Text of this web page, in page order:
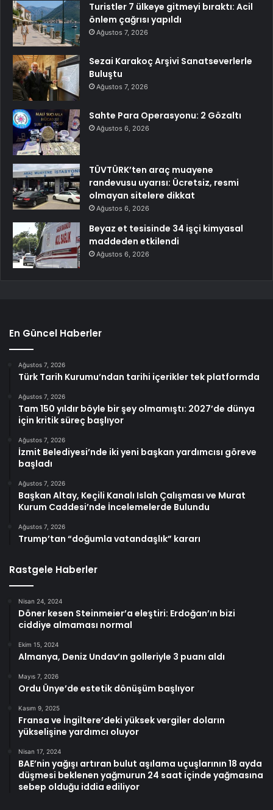
Turistler 7 ülkeye gitmeyi bıraktı: Acil
önlem çağrısı yapıldı
Ağustos 7, 2026
Sezai Karakoç Arşivi Sanatseverlerle
Buluştu
Ağustos 7, 2026
Sahte Para Operasyonu: 2 Gözaltı
Ağustos 6, 2026
TÜVTÜRK’ten araç muayene
randevusu uyarısı: Ücretsiz, resmi
olmayan sitelere dikkat
Ağustos 6, 2026
Beyaz et tesisinde 34 işçi kimyasal
maddeden etkilendi
Ağustos 6, 2026
En Güncel Haberler
Ağustos 7, 2026
Türk Tarih Kurumu’ndan tarihi içerikler tek platformda
Ağustos 7, 2026
Tam 150 yıldır böyle bir şey olmamıştı: 2027’de dünya
için kritik süreç başlıyor
Ağustos 7, 2026
İzmit Belediyesi’nde iki yeni başkan yardımcısı göreve
başladı
Ağustos 7, 2026
Başkan Altay, Keçili Kanalı Islah Çalışması ve Murat
Kurum Caddesi’nde İncelemelerde Bulundu
Ağustos 7, 2026
Trump’tan “doğumla vatandaşlık” kararı
Rastgele Haberler
Nisan 24, 2024
Döner kesen Steinmeier’a eleştiri: Erdoğan’ın bizi
ciddiye almaması normal
Ekim 15, 2024
Almanya, Deniz Undav’ın golleriyle 3 puanı aldı
Mayıs 7, 2026
Ordu Ünye’de estetik dönüşüm başlıyor
Kasım 9, 2025
Fransa ve İngiltere’deki yüksek vergiler doların
yükselişine yardımcı oluyor
Nisan 17, 2024
BAE’nin yağışı artıran bulut aşılama uçuşlarının 18 ayda
düşmesi beklenen yağmurun 24 saat içinde yağmasına
sebep olduğu iddia ediliyor